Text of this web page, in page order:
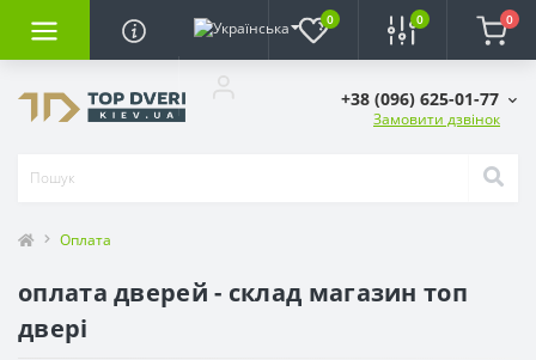
0 0 0
+38 (096) 625-01-77
Замовити дзвінок
Оплата
оплата дверей - склад магазин топ
двері